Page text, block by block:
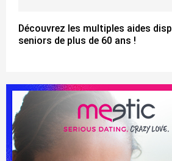
Découvrez les multiples aides
seniors de plus de 60 ans !